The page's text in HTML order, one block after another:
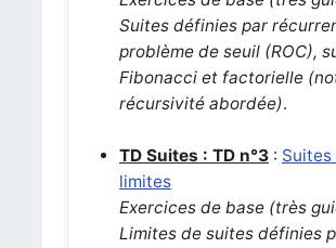
Suites définies par
problème de seuil (ROC),
Fibonacci et factorielle
récursivité abordée).
TD Suites : TD n°3: Suites
limites
Exercices de base (très
Limites de suites définies